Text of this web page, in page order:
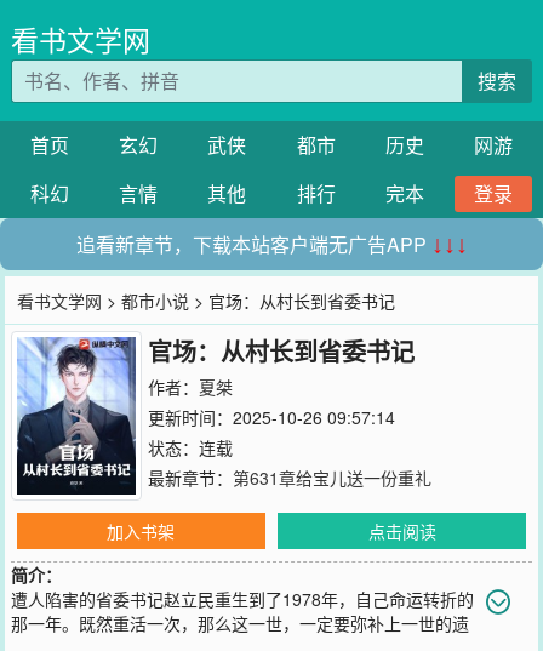
看书文学网
搜索
首页 玄幻 武侠 都市 历史
网游
科幻
言情 其他 排行 完本
登录
追看新章节，下载本站客户端无广告APP ↓↓↓
看书文学网 >都市小说 > 官场：从村长到省委书记
官场：从村长到省委书记
作者： 夏桀
更新时间：2025-10-26 09:57:14
状态：连载
最新章节： 第631章给宝儿送一份重礼
加入书架
点击阅读
简介：
遭人陷害的省委书记赵立民重生到了1978年，自己命运转折的
那一年。既然重活一次，那么这一世，一定要弥补上一世的遗